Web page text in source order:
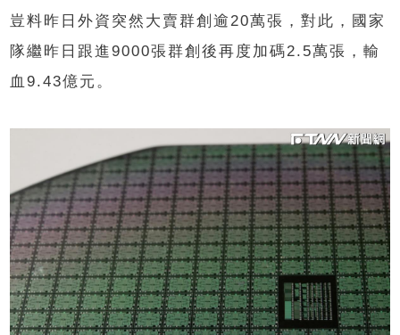
豈料昨日外資突然大賣群創逾20萬張，對此，國家
隊繼昨日跟進9000張群創後再度加碼2.5萬張，輸
血9.43億元。